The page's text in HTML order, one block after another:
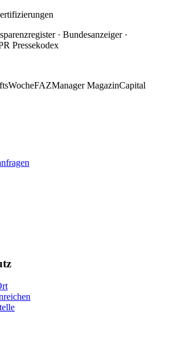
· Bundesanzeiger ·
Pressekodex
FAZManager MagazinCapital